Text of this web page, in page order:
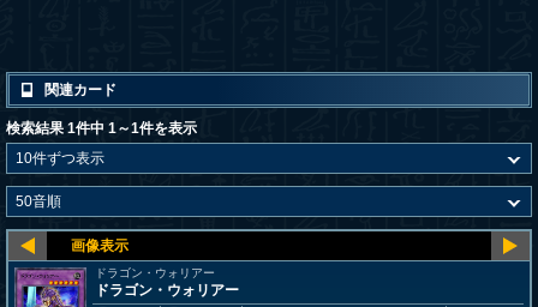
関連カード
検索結果 1件中 1～1件を表示
ドラゴン・ウォリアー
ドラゴン・ウォリアー